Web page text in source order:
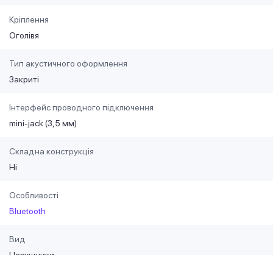
Кріплення
Оголівя
Тип акустичного оформлення
Закриті
Інтерфейс проводного підключення
mini-jack (3,5 мм)
Складна конструкція
Ні
Особливості
Bluetooth
Вид